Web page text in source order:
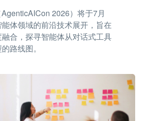
2026）将于7月
体领域的前沿技术展开，旨在
合，探寻智能体从对话式工具
路线图。